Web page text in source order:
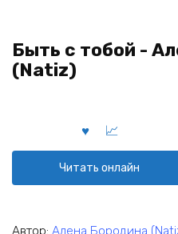
Быть с тобой -
(Natiz)
Читать онлайн
Автор: Алена Бородина